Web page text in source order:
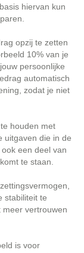
hiervan kun
opzij te zetten
10% van je
persoonlijke
automatisch
zodat je niet
houden met
uitgaven die in de
een deel van
te staan.
stabiliteit te
meer vertrouwen
is voor